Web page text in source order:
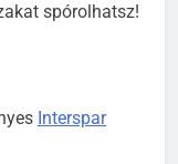
spórolhatsz!
Interspar